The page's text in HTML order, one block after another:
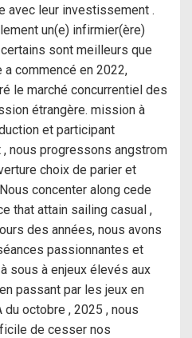
avec leur investissement .
un(e) infirmier(ère)
sont meilleurs que
commencé en 2022,
le marché concurrentiel des
étrangère. mission à
et participant
nous progressons angstrom
choix de parier et
concenter along cede
that attain sailing casual ,
des années, nous avons
passionnantes et
sous à enjeux élevés aux
passant par les jeux en
octobre , 2025 , nous
de cesser nos